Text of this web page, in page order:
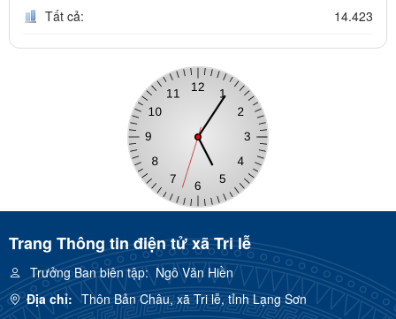
Tất cả: 14.423
Trang Thông tin điện tử xã Tri lễ
Trưởng Ban biên tập:Ngô Văn Hiền
Địa chỉ: Thôn Bản Châu, xã Tri lễ, tỉnh Lạng Sơn